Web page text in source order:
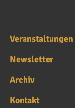
Veranstaltungen
Newsletter
Archiv
Kontakt